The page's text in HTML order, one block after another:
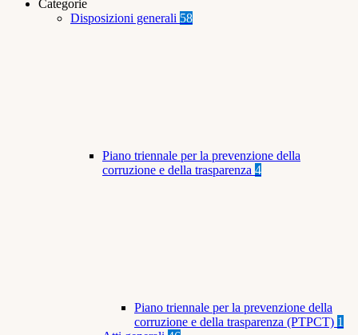
Categorie
Disposizioni generali 58
Piano triennale per la prevenzione della
corruzione e della trasparenza 4
Piano triennale per la prevenzione della
corruzione e della trasparenza (PTPCT) 1